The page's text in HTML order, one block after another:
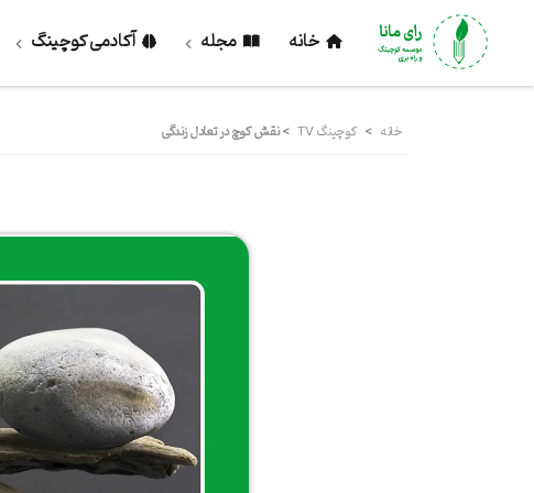
خانه مجله آکادمی کوچینگ
خانه > کوچینگ TV >نقش کوچ در تعادل زندگی